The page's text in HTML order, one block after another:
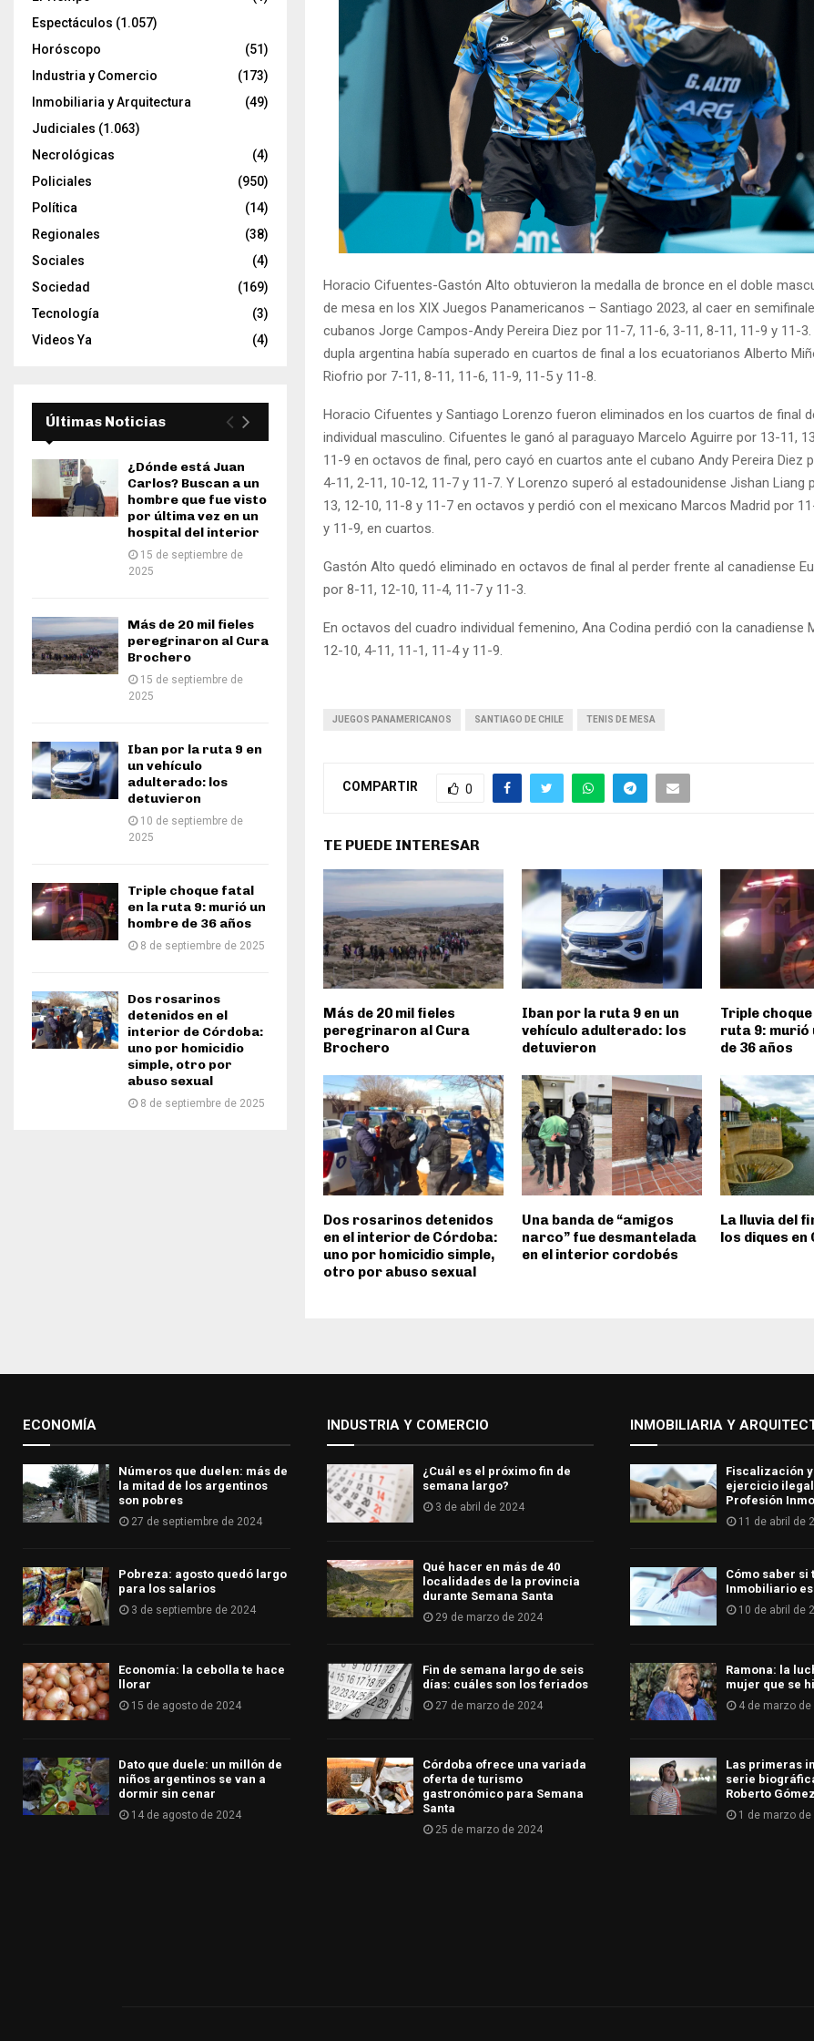
Horacio Cifuentes-Gastón Alto obtuvieron la medalla de bronce en el doble
de mesa en los XIX Juegos Panamericanos – Santiago 2023, al caer en
cubanos Jorge Campos-Andy Pereira Diez por 11-7, 11-6, 3-11, 8-11, 11-9 y 11-3.
dupla argentina había superado en cuartos de final a los ecuatorianos Alberto
Riofrio por 7-11, 8-11, 11-6, 11-9, 11-5 y 11-8.
Horacio Cifuentes y Santiago Lorenzo fueron eliminados en los cuartos de final
individual masculino. Cifuentes le ganó al paraguayo Marcelo Aguirre por 13-11,
11-9 en octavos de final, pero cayó en cuartos ante el cubano Andy Pereira Diez
4-11, 2-11, 10-12, 11-7 y 11-7. Y Lorenzo superó al estadounidense Jishan Liang
13, 12-10, 11-8 y 11-7 en octavos y perdió con el mexicano Marcos Madrid por
y 11-9, en cuartos.
Gastón Alto quedó eliminado en octavos de final al perder frente al canadiense
por 8-11, 12-10, 11-4, 11-7 y 11-3.
En octavos del cuadro individual femenino, Ana Codina perdió con la canadiense
12-10, 4-11, 11-1, 11-4 y 11-9.
JUEGOS PANAMERICANOS SANTIAGO DE CHILE TENIS DE MESA
COMPARTIR 0
TE PUEDE INTERESAR
Más de 20 mil fieles
peregrinaron al Cura
Brochero
Iban por la ruta 9 en un
vehículo adulterado: los
detuvieron
Triple
ruta 9: murió
de 36 años
Dos rosarinos detenidos
en el interior de Córdoba:
uno por homicidio simple,
otro por abuso sexual
Una banda de “amigos
narco” fue desmantelada
en el interior cordobés
La lluvia del
los diques
Espectáculos (1.057)
Horóscopo
(51)
Industria y Comercio
(173)
Inmobiliaria y Arquitectura
(49)
Judiciales (1.063)
Necrológicas
(4)
Policiales
(950)
Política
(14)
Regionales
(38)
Sociales
(4)
Sociedad
(169)
Tecnología
(3)
Videos Ya
(4)
Últimas Noticias
¿Dónde está Juan
Carlos? Buscan a un
hombre que fue visto
por última vez en un
hospital del interior
15 de septiembre de
2025
Más de 20 mil fieles
peregrinaron al Cura
Brochero
15 de septiembre de
2025
Iban por la ruta 9 en
un vehículo
adulterado: los
detuvieron
10 de septiembre de
2025
Triple choque fatal
en la ruta 9: murió un
hombre de 36 años
8 de septiembre de 2025
Dos rosarinos
detenidos en el
interior de Córdoba:
uno por homicidio
simple, otro por
abuso sexual
8 de septiembre de 2025
ECONOMÍA
Números que duelen: más de
la mitad de los argentinos
son pobres
27 de septiembre de 2024
Pobreza: agosto quedó largo
para los salarios
3 de septiembre de 2024
Economía: la cebolla te hace
llorar
15 de agosto de 2024
Dato que duele: un millón de
niños argentinos se van a
dormir sin cenar
14 de agosto de 2024
INDUSTRIA Y COMERCIO
¿Cuál es el próximo fin de
semana largo?
3 de abril de 2024
Qué hacer en más de 40
localidades de la provincia
durante Semana Santa
29 de marzo de 2024
Fin de semana largo de seis
días: cuáles son los feriados
27 de marzo de 2024
Córdoba ofrece una variada
oferta de turismo
gastronómico para Semana
Santa
25 de marzo de 2024
INMOBILIARIA Y
Fiscalización
ejercicio ilegal
Profesión
11 de abril de
Cómo saber si
Inmobiliario es
10 de abril de
Ramona: la
mujer que se
4 de marzo de
Las primeras
serie
Roberto
1 de marzo de